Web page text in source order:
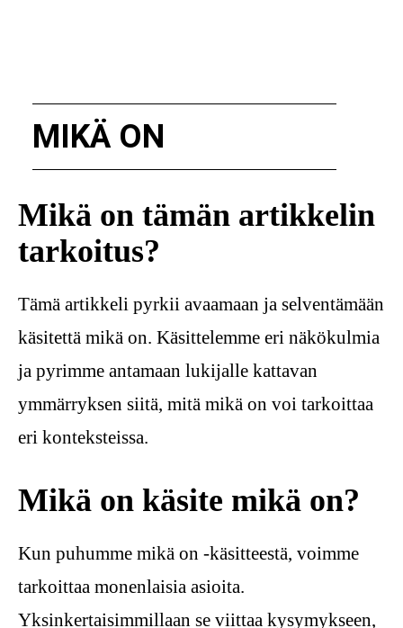
MIKÄ ON
Mikä on tämän artikkelin
tarkoitus?
Tämä artikkeli pyrkii avaamaan ja selventämään
käsitettä mikä on. Käsittelemme eri näkökulmia
ja pyrimme antamaan lukijalle kattavan
ymmärryksen siitä, mitä mikä on voi tarkoittaa
eri konteksteissa.
Mikä on käsite mikä on?
Kun puhumme mikä on -käsitteestä, voimme
tarkoittaa monenlaisia asioita.
Yksinkertaisimmillaan se viittaa kysymykseen,